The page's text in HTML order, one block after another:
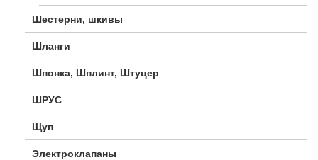
Шестерни, шкивы
Шланги
Шпонка, Шплинт, Штуцер
ШРУС
Щуп
Электроклапаны